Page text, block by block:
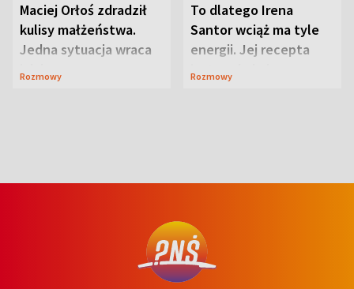
Maciej Orłoś zdradził
kulisy małżeństwa.
Jedna sytuacja wraca
jak bumerang
Rozmowy
To dlatego Irena
Santor wciąż ma tyle
energii. Jej recepta
jest zaskakująco
Rozmowy